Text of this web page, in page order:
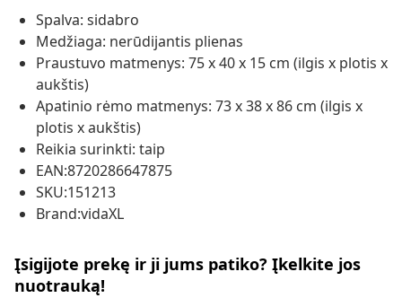
Spalva: sidabro
Medžiaga: nerūdijantis plienas
Praustuvo matmenys: 75 x 40 x 15 cm (ilgis x plotis x
aukštis)
Apatinio rėmo matmenys: 73 x 38 x 86 cm (ilgis x
plotis x aukštis)
Reikia surinkti: taip
EAN:8720286647875
SKU:151213
Brand:vidaXL
Įsigijote prekę ir ji jums patiko? Įkelkite jos
nuotrauką!